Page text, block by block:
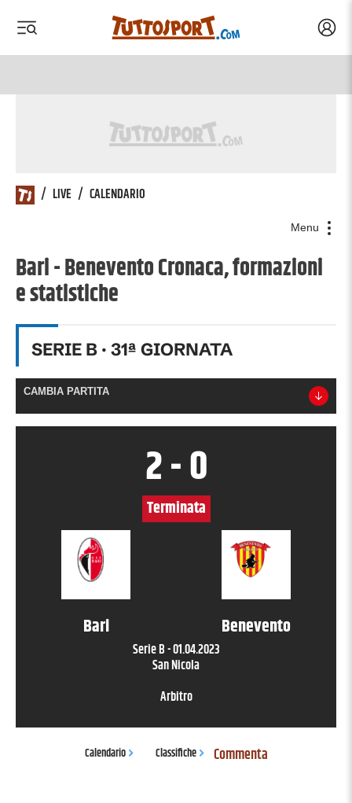
/ LIVE / CALENDARIO
Menu
Bari - Benevento Cronaca, formazioni
e statistiche
SERIE B · 31ª GIORNATA
CAMBIA PARTITA
Bari Benevento
2-0
Terminata
Serie B-01.04.2023
San Nicola
Arbitro
Calendario Classifiche Commenta